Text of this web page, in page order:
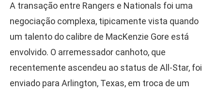
A transação entre Rangers e Nationals foi uma
negociação complexa, tipicamente vista quando
um talento do calibre de MacKenzie Gore está
envolvido. O arremessador canhoto, que
recentemente ascendeu ao status de All-Star, foi
enviado para Arlington, Texas, em troca de um